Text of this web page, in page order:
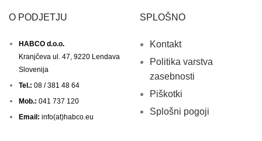
O PODJETJU
HABCO d.o.o.
Kranjčeva ul. 47, 9220 Lendava
Slovenija
Tel.: 08 / 381 48 64
Mob.: 041 737 120
Email: info(at)habco.eu
SPLOŠNO
Kontakt
Politika varstva
zasebnosti
Piškotki
Splošni pogoji